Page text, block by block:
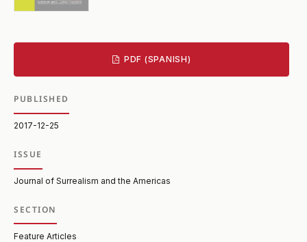
PDF (SPANISH)
PUBLISHED
2017-12-25
ISSUE
Journal of Surrealism and the Americas
SECTION
Feature Articles